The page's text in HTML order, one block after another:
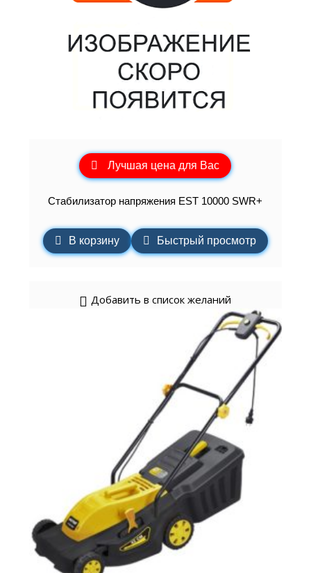
Лучшая цена для Вас
Стабилизатор напряжения EST 10000 SWR+
В корзину Быстрый просмотр
Добавить в список желаний